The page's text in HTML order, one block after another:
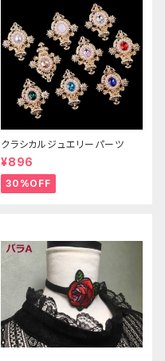
クラシカルジュエリーパーツ
¥896
30%OFF